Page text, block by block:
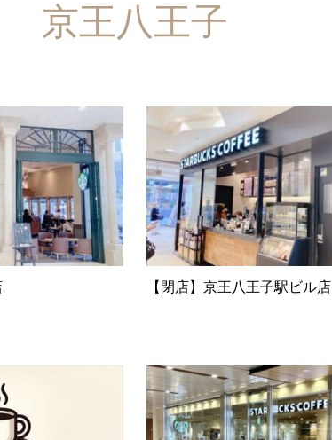
京王八王子
【閉店】京王八王子駅ビル店